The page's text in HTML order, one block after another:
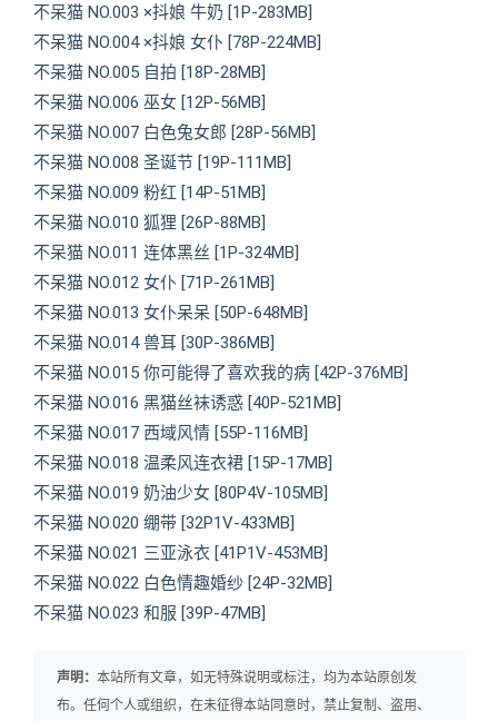
不呆猫 NO.003 ×抖娘 牛奶 [1P-283MB]
不呆猫 NO.004 ×抖娘 女仆 [78P-224MB]
不呆猫 NO.005 自拍 [18P-28MB]
不呆猫 NO.006 巫女 [12P-56MB]
不呆猫 NO.007 白色兔女郎 [28P-56MB]
不呆猫 NO.008 圣诞节 [19P-111MB]
不呆猫 NO.009 粉红 [14P-51MB]
不呆猫 NO.010 狐狸 [26P-88MB]
不呆猫 NO.011 连体黑丝 [1P-324MB]
不呆猫 NO.012 女仆 [71P-261MB]
不呆猫 NO.013 女仆呆呆 [50P-648MB]
不呆猫 NO.014 兽耳 [30P-386MB]
不呆猫 NO.015 你可能得了喜欢我的病 [42P-376MB]
不呆猫 NO.016 黑猫丝袜诱惑 [40P-521MB]
不呆猫 NO.017 西域风情 [55P-116MB]
不呆猫 NO.018 温柔风连衣裙 [15P-17MB]
不呆猫 NO.019 奶油少女 [80P4V-105MB]
不呆猫 NO.020 绷带 [32P1V-433MB]
不呆猫 NO.021 三亚泳衣 [41P1V-453MB]
不呆猫 NO.022 白色情趣婚纱 [24P-32MB]
不呆猫 NO.023 和服 [39P-47MB]
声明： 本站所有文章，如无特殊说明或标注，均为本站原创发
布。任何个人或组织，在未征得本站同意时，禁止复制、盗用、